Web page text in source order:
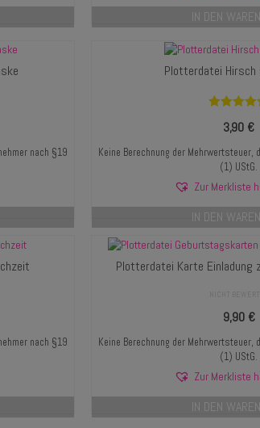
IN DEN
nach §19
Plotterdatei Hirsch
5.00von 5
3,90 €
Keine Berechnung der Mehrwertsteuer,
(1) UStG.
Zur Merkliste
IN DEN
nach §19
Plotterdatei Karte Einladung
9,90 €
Keine Berechnung der Mehrwertsteuer,
(1) UStG.
Zur Merkliste
IN DEN